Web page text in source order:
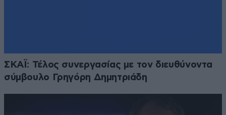
ΣΚΑΪ: Τέλος συνεργασίας με τον διευθύνοντα
σύμβουλο Γρηγόρη Δημητριάδη